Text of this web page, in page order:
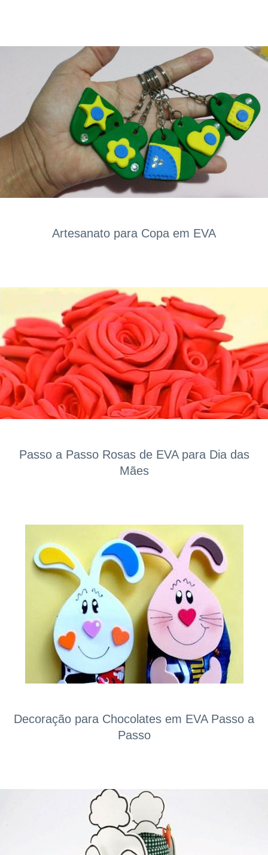
Artesanato para Copa em EVA
Passo a Passo Rosas de EVA para Dia das
Mães
Decoração para Chocolates em EVA Passo a
Passo